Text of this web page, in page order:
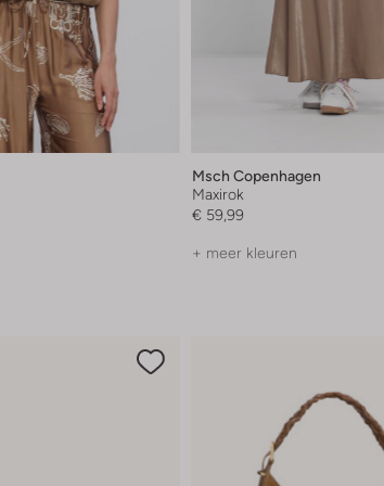
Msch Copenhagen
Maxirok
€ 59,99
+ meer kleuren